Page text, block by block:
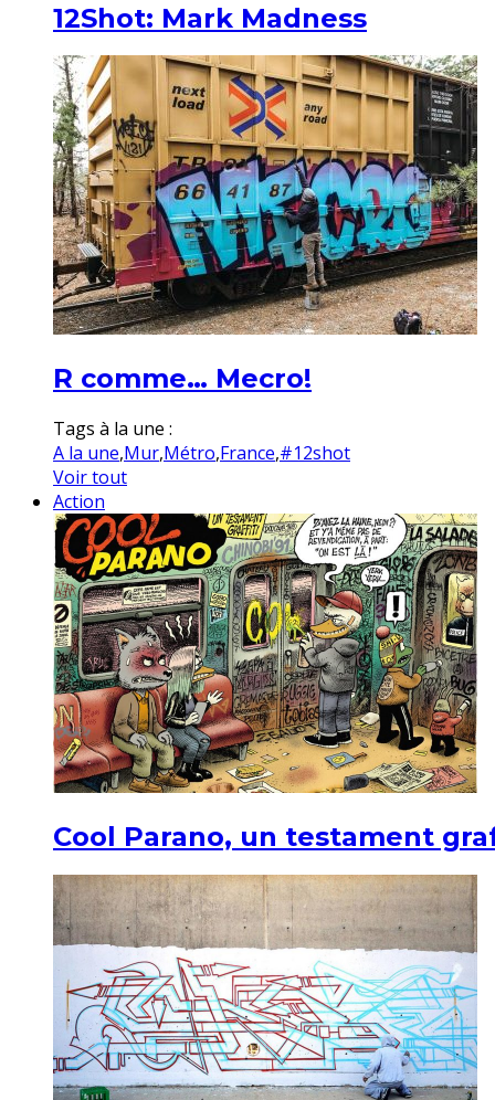
12Shot: Mark Madness
R comme… Mecro!
Tags à la une :
A la une,Mur,Métro,France,#12shot
Voir tout
Action
Cool Parano, un testament